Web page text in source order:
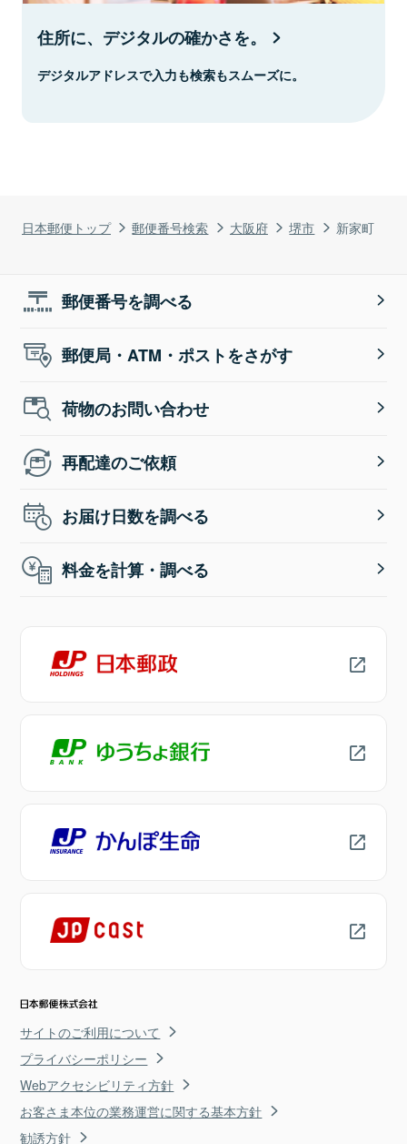
日本郵便トップ 郵便番号検索 大阪府 堺市 新家町
住所に、デジタルの確かさを。
デジタルアドレスで入力も検索もスムーズに。
郵便番号を調べる
郵便局・ATM・ポストをさがす
荷物のお問い合わせ
再配達のご依頼
お届け日数を調べる
料金を計算・調べる
サイトのご利用について
プライバシーポリシー
Webアクセシビリティ方針
お客さま本位の業務運営に関する基本方針
勧誘方針